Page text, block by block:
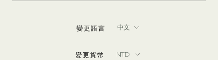
變更語言
變更貨幣